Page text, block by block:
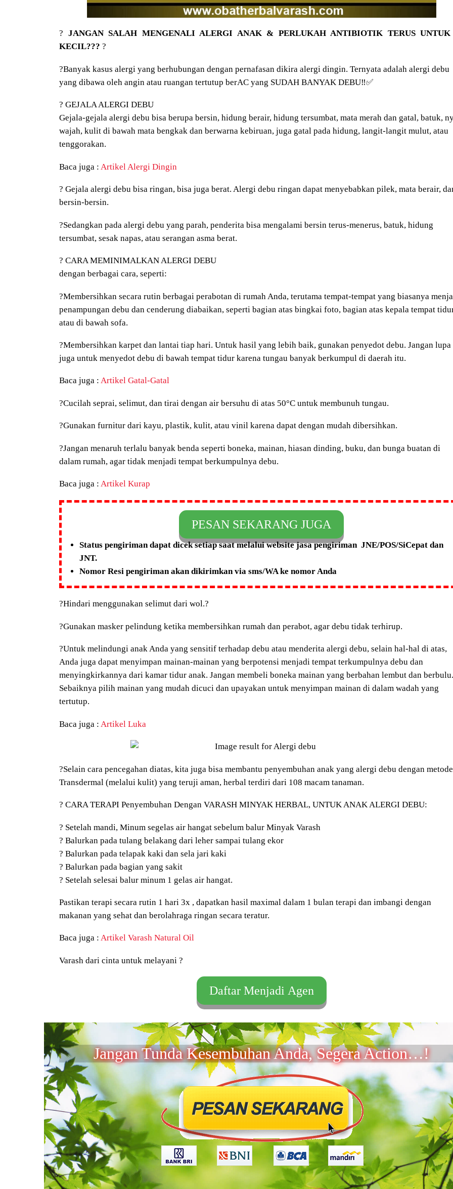
? JANGAN SALAH MENGENALI ALERGI ANAK & PERLUKAH ANTIBIOTIK TERUS
KECIL??? ?
?Banyak kasus alergi yang berhubungan dengan pernafasan dikira alergi dingin. Ternyata adalah alergi debu
yang dibawa oleh angin atau ruangan tertutup berAC yang SUDAH BANYAK DEBU‼✅
? GEJALA ALERGI DEBU
Gejala-gejala alergi debu bisa berupa bersin, hidung berair, hidung tersumbat, mata merah dan gatal, batuk,
wajah, kulit di bawah mata bengkak dan berwarna kebiruan, juga gatal pada hidung, langit-langit mulut, atau
tenggorakan.
Baca juga : Artikel Alergi Dingin
? Gejala alergi debu bisa ringan, bisa juga berat. Alergi debu ringan dapat menyebabkan pilek, mata berair,
bersin-bersin.
?Sedangkan pada alergi debu yang parah, penderita bisa mengalami bersin terus-menerus, batuk, hidung
tersumbat, sesak napas, atau serangan asma berat.
? CARA MEMINIMALKAN ALERGI DEBU
dengan berbagai cara, seperti:
?Membersihkan secara rutin berbagai perabotan di rumah Anda, terutama tempat-tempat yang biasanya
penampungan debu dan cenderung diabaikan, seperti bagian atas bingkai foto, bagian atas kepala tempat
atau di bawah sofa.
?Membersihkan karpet dan lantai tiap hari. Untuk hasil yang lebih baik, gunakan penyedot debu. Jangan lupa
juga untuk menyedot debu di bawah tempat tidur karena tungau banyak berkumpul di daerah itu.
Baca juga : Artikel Gatal-Gatal
?Cucilah seprai, selimut, dan tirai dengan air bersuhu di atas 50°C untuk membunuh tungau.
?Gunakan furnitur dari kayu, plastik, kulit, atau vinil karena dapat dengan mudah dibersihkan.
?Jangan menaruh terlalu banyak benda seperti boneka, mainan, hiasan dinding, buku, dan bunga buatan di
dalam rumah, agar tidak menjadi tempat berkumpulnya debu.
Baca juga : Artikel Kurap
PESAN SEKARANG JUGA
Status pengiriman dapat dicek setiap saat melalui website jasa pengiriman JNE/POS/SiCepat dan
JNT.
Nomor Resi pengiriman akan dikirimkan via sms/WA ke nomor Anda
?Hindari menggunakan selimut dari wol.?
?Gunakan masker pelindung ketika membersihkan rumah dan perabot, agar debu tidak terhirup.
?Untuk melindungi anak Anda yang sensitif terhadap debu atau menderita alergi debu, selain hal-hal di atas,
Anda juga dapat menyimpan mainan-mainan yang berpotensi menjadi tempat terkumpulnya debu dan
menyingkirkannya dari kamar tidur anak. Jangan membeli boneka mainan yang berbahan lembut dan berbulu.
Sebaiknya pilih mainan yang mudah dicuci dan upayakan untuk menyimpan mainan di dalam wadah yang
tertutup.
Baca juga : Artikel Luka
?Selain cara pencegahan diatas, kita juga bisa membantu penyembuhan anak yang alergi debu dengan metode
Transdermal (melalui kulit) yang teruji aman, herbal terdiri dari 108 macam tanaman.
? CARA TERAPI Penyembuhan Dengan VARASH MINYAK HERBAL, UNTUK ANAK ALERGI DEBU:
? Setelah mandi, Minum segelas air hangat sebelum balur Minyak Varash
? Balurkan pada tulang belakang dari leher sampai tulang ekor
? Balurkan pada telapak kaki dan sela jari kaki
? Balurkan pada bagian yang sakit
? Setelah selesai balur minum 1 gelas air hangat.
Pastikan terapi secara rutin 1 hari 3x , dapatkan hasil maximal dalam 1 bulan terapi dan imbangi dengan
makanan yang sehat dan berolahraga ringan secara teratur.
Baca juga : Artikel Varash Natural Oil
Varash dari cinta untuk melayani ?
Daftar Menjadi Agen
Jangan Tunda Kesembuhan Anda, Segera Action…!